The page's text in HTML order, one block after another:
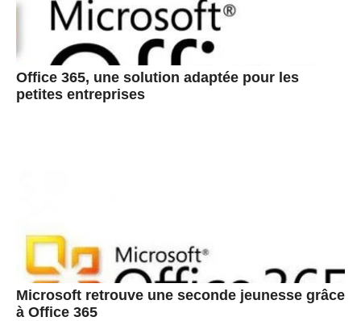
Office 365, une solution adaptée pour les
petites entreprises
Microsoft retrouve une seconde jeunesse grâce
à Office 365